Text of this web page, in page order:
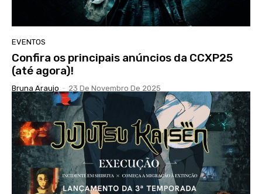
EVENTOS
Confira os principais anúncios da CCXP25
(até agora)!
Bruna Araujo - 23 De Novembro De 2025